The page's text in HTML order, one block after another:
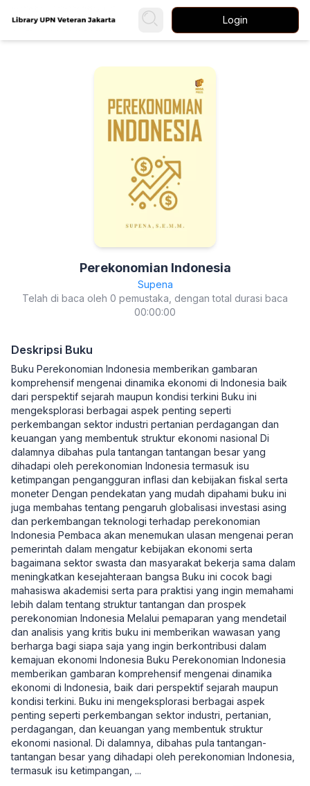
Login
Perekonomian Indonesia
Supena
Telah di baca oleh 0 pemustaka, dengan total durasi baca
00:00:00
Deskripsi Buku
Buku Perekonomian Indonesia memberikan gambaran
komprehensif mengenai dinamika ekonomi di Indonesia baik
dari perspektif sejarah maupun kondisi terkini Buku ini
mengeksplorasi berbagai aspek penting seperti
perkembangan sektor industri pertanian perdagangan dan
keuangan yang membentuk struktur ekonomi nasional Di
dalamnya dibahas pula tantangan tantangan besar yang
dihadapi oleh perekonomian Indonesia termasuk isu
ketimpangan pengangguran inflasi dan kebijakan fiskal serta
moneter Dengan pendekatan yang mudah dipahami buku ini
juga membahas tentang pengaruh globalisasi investasi asing
dan perkembangan teknologi terhadap perekonomian
Indonesia Pembaca akan menemukan ulasan mengenai peran
pemerintah dalam mengatur kebijakan ekonomi serta
bagaimana sektor swasta dan masyarakat bekerja sama dalam
meningkatkan kesejahteraan bangsa Buku ini cocok bagi
mahasiswa akademisi serta para praktisi yang ingin memahami
lebih dalam tentang struktur tantangan dan prospek
perekonomian Indonesia Melalui pemaparan yang mendetail
dan analisis yang kritis buku ini memberikan wawasan yang
berharga bagi siapa saja yang ingin berkontribusi dalam
kemajuan ekonomi Indonesia Buku Perekonomian Indonesia
memberikan gambaran komprehensif mengenai dinamika
ekonomi di Indonesia, baik dari perspektif sejarah maupun
kondisi terkini. Buku ini mengeksplorasi berbagai aspek
penting seperti perkembangan sektor industri, pertanian,
perdagangan, dan keuangan yang membentuk struktur
ekonomi nasional. Di dalamnya, dibahas pula tantangan-
tantangan besar yang dihadapi oleh perekonomian Indonesia,
termasuk isu ketimpangan, ...